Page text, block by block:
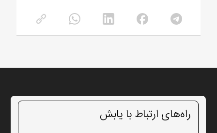
راه‌های ارتباط با یابش